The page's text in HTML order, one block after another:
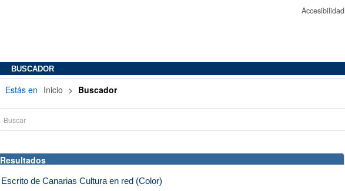
Accesibilidad
BUSCADOR
Estás en Inicio > Buscador
Resultados
Escrito de Canarias Cultura en red (Color)